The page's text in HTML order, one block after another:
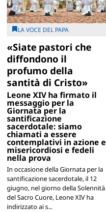
LA VOCE DEL PAPA
«Siate pastori che
diffondono il
profumo della
santità di Cristo»
Leone XIV ha firmato il
messaggio per la
Giornata per la
santificazione
sacerdotale: siamo
chiamati a essere
contemplativi in azione e
misericordiosi e fedeli
nella prova
In occasione della Giornata per la
santificazione sacerdotale, il 12
giugno, nel giorno della Solennità
del Sacro Cuore, Leone XIV ha
indirizzato ai s...